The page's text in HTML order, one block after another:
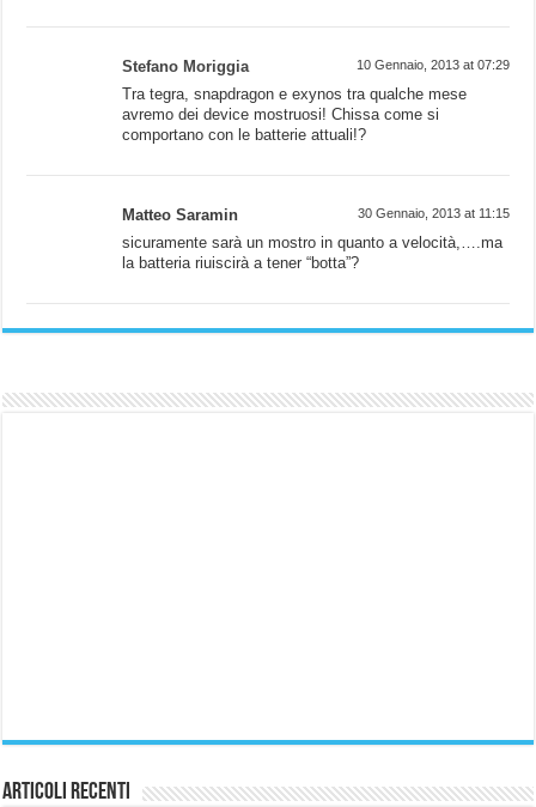
Stefano Moriggia 10 Gennaio, 2013 at 07:29
Tra tegra, snapdragon e exynos tra qualche mese
avremo dei device mostruosi! Chissa come si
comportano con le batterie attuali!?
Matteo Saramin 30 Gennaio, 2013 at 11:15
sicuramente sarà un mostro in quanto a velocità,….ma
la batteria riuiscirà a tener “botta”?
Articoli Recenti